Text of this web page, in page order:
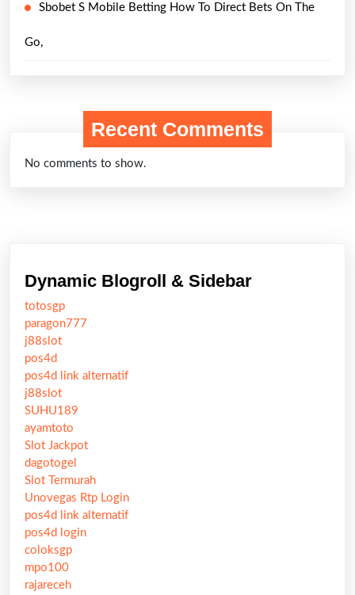
Sbobet S Mobile Betting How To Direct Bets On The
Go,
Recent Comments
No comments to show.
Dynamic Blogroll & Sidebar
totosgp
paragon777
j88slot
pos4d
pos4d link alternatif
j88slot
SUHU189
ayamtoto
Slot Jackpot
dagotogel
Slot Termurah
Unovegas Rtp Login
pos4d link alternatif
pos4d login
coloksgp
mpo100
rajareceh